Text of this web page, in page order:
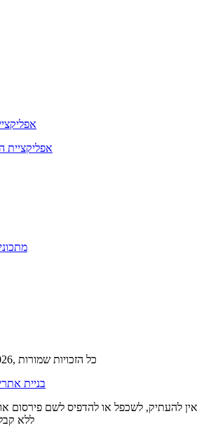
©FoodsDictionary 2026, כל הזכויות שמורות
בניית
אין להעתיק, לשכפל או להדפיס לשם פירסום
ללא